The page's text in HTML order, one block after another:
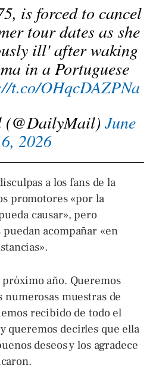
is forced to cancel
tour dates as she
ill' after waking
in a Portuguese
t.co/OHqcDAZPNa
June
2026
a los fans de la
promotores «por la
causar», pero
acompañar «en
próximo año. Queremos
numerosas muestras de
recibido de todo el
queremos decirles que ella
deseos y los agradece